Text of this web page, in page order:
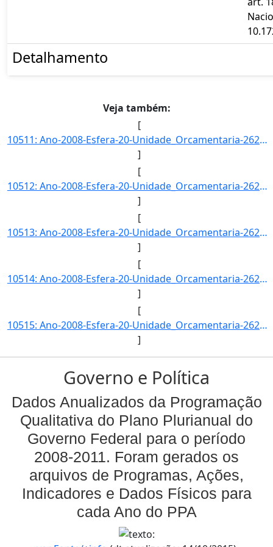
Detalhamento
Veja também:
[
10511: Ano-2008-Esfera-20-Unidade_Orcamentaria-26271-Funcao-09-SubFuncao-272-Programa-0089-Acao-0181-Locali]
]
[
10512: Ano-2008-Esfera-20-Unidade_Orcamentaria-26271-Funcao-09-SubFuncao-272-Programa-0089-Acao-0181-Locali]
]
[
10513: Ano-2008-Esfera-20-Unidade_Orcamentaria-26271-Funcao-12-SubFuncao-301-Programa-0750-Acao-2004-Locali]
]
[
10514: Ano-2008-Esfera-20-Unidade_Orcamentaria-26271-Funcao-12-SubFuncao-302-Programa-1073-Acao-4086-Locali]
]
[
10515: Ano-2008-Esfera-20-Unidade_Orcamentaria-26271-Funcao-12-SubFuncao-302-Programa-1073-Acao-4086-Locali]
]
Governo e Política
Dados Anualizados da Programação
Qualitativa do Plano Plurianual do
Governo Federal para o período
2008-2011. Foram gerados os
arquivos de Programas, Ações,
Indicadores e Dados Físicos para
cada Ano do PPA